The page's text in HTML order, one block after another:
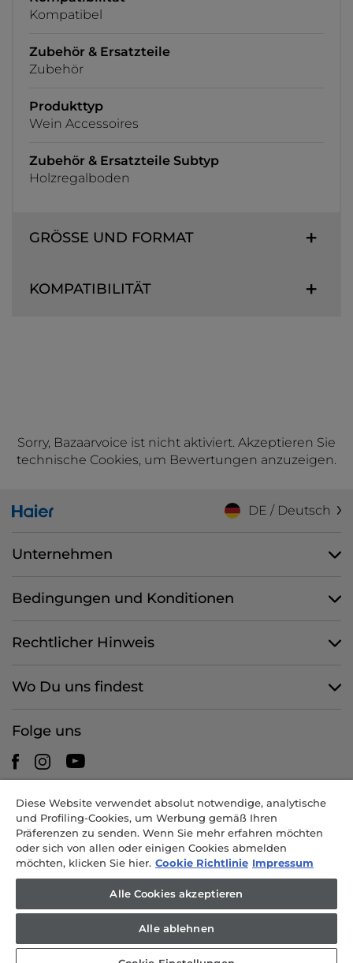
Kompatibel
Zubehör & Ersatzteile
Zubehör
Produkttyp
Wein Accessoires
Zubehör & Ersatzteile Subtyp
Holzregalboden
GRÖSSE UND FORMAT
KOMPATIBILITÄT
Sorry, Bazaarvoice ist nicht aktiviert. Akzeptieren Sie
technische Cookies, um Bewertungen anzuzeigen.
DE / Deutsch
Unternehmen
Bedingungen und Konditionen
Rechtlicher Hinweis
Wo Du uns findest
Folge uns
CANDY HOOVER GROUP S.r.I. - mit Alleingesellschafter -
RECHTSSITZ: Via Comolli 57 - 20861 Brugherio (MB) - Italien -
VERWALTUNGSSITZE: Via Privata Eden Fumagalli snc - 20861
Brugherio (MB) und Via Trento 20/A-22 - 20871 Vimercate (MB) -
35.000.000,00 EUR voll eingezahlt - Steuernr. und Nr. der Eintragung
im Handelsregister Mailand-Monza-Brianza-Lodi 04666310158 - USt-
IdNr. 00786860965 - REA-Nr.: MB-1033934 - Genehmigung IT AEOF
211870 - Gesellschaft, die der einheitlichen Leitung durch Candy S.p.A.
Diese Website verwendet absolut notwendige, analytische
und Profiling-Cookies, um Werbung gemäß Ihren
Präferenzen zu senden. Wenn Sie mehr erfahren möchten
oder sich von allen oder einigen Cookies abmelden
möchten, klicken Sie hier. Cookie Richtlinie Impressum
Alle Cookies akzeptieren
Alle ablehnen